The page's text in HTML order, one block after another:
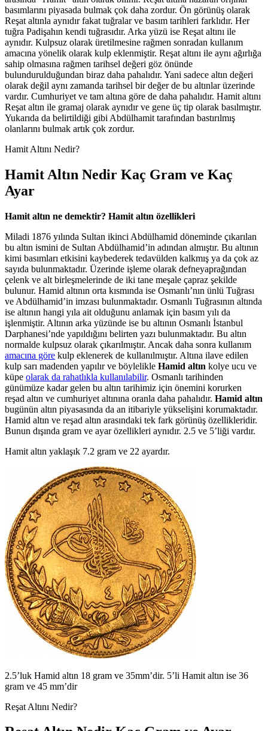
basımlarını piyasada bulmak çok daha zordur. Ön görünüş olarak
Reşat altınla aynıdır fakat tuğralar ve basım tarihleri farklıdır. Her
tuğra Padişahın kendi tuğrasıdır. Arka yüzü ise Reşat altını ile
aynıdır. Kulpsuz olarak üretilmesine rağmen sonradan kullanım
amacına yönelik olarak kulp eklenmiştir. Reşat altını ile aynı ağırlığa
sahip olmasına rağmen tarihsel değeri göz önünde
bulundurulduğundan biraz daha pahalıdır. Yani sadece altın değeri
olarak değil aynı zamanda tarihsel bir değer de bu altınlar üzerinde
vardır. Cumhuriyet ve tam altına göre de daha pahalıdır. Hamit altını
Reşat altın ile gramaj olarak aynıdır ve gene üç tip olarak basılmıştır.
Yukarıda da belirtildiği gibi Abdülhamit tarafından bastırılmış
olanlarını bulmak artık çok zordur.
Hamit Altını Nedir?
Hamit Altın Nedir Kaç Gram ve Kaç
Ayar
Hamit altın ne demektir? Hamit altın özellikleri
Miladi 1876 yılında Sultan ikinci Abdülhamid döneminde çıkarılan
bu altın ismini de Sultan Abdülhamid’in adından almıştır. Bu altının
kimi basımları etkisini kaybederek tedavülden kalkmış ya da çok az
sayıda bulunmaktadır. Üzerinde işleme olarak defneyaprağından
çelenk ve alt birleşmelerinde de iki tane meşale çapraz şekilde
bulunur. Hamid altının orta kısmında ise Osmanlı’nın ünlü Tuğrası
ve Abdülhamid’in imzası bulunmaktadır. Osmanlı Tuğrasının altında
ise altının hangi yıla ait olduğunu anlamak için basım yılı da
işlenmiştir. Altının arka yüzünde ise bu altının Osmanlı İstanbul
Darphanesi’nde yapıldığını belirten yazı bulunmaktadır. Bu altın
normalde kulpsuz olarak çıkarılmıştır. Ancak daha sonra kullanım
amacına göre kulp eklenerek de kullanılmıştır. Altına ilave edilen
kulp sarı madenden yapılır ve böylelikle Hamid altın kolye ucu ve
küpe olarak da rahatlıkla kullanılabilir. Osmanlı tarihinden
günümüze kadar gelen bu altın tarihimiz için önemini korurken
reşad altın ve cumhuriyet altınına oranla daha pahalıdır. Hamid altın
bugünün altın piyasasında da an itibariyle yükselişini korumaktadır.
Hamid altın ve reşad altın arasındaki tek fark görünüş özellikleridir.
Bunun dışında gram ve ayar özellikleri aynıdır. 2.5 ve 5’liği vardır.
Hamit altın yaklaşık 7.2 gram ve 22 ayardır.
2.5’luk Hamid altın 18 gram ve 35mm’dir. 5’li Hamit altın ise 36
gram ve 45 mm’dir
Reşat Altını Nedir?